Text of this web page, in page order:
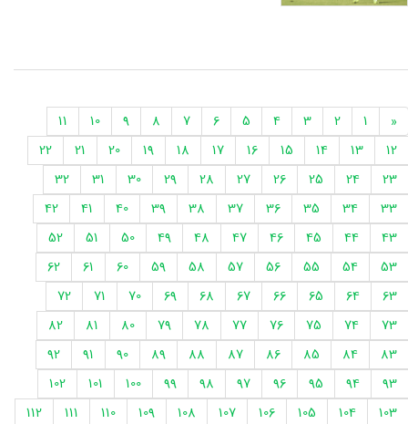
«
1
2
3
4
5
6
7
8
9
10
11
12
13
14
15
16
17
18
19
20
21
22
23
24
25
26
27
28
29
30
31
32
33
34
35
36
37
38
39
40
41
42
43
44
45
46
47
48
49
50
51
52
53
54
55
56
57
58
59
60
61
62
63
64
65
66
67
68
69
70
71
72
73
74
75
76
77
78
79
80
81
82
83
84
85
86
87
88
89
90
91
92
93
94
95
96
97
98
99
100
101
102
103
104
105
106
107
108
109
110
111
112